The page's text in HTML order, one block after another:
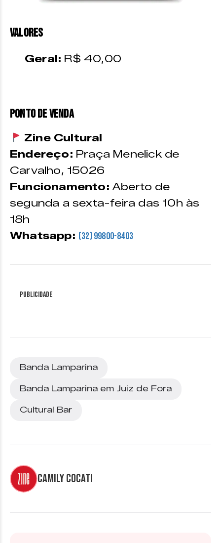
VALORES
Geral: R$ 40,00
PONTO DE VENDA
Zine Cultural
Endereço: Praça Menelick de
Carvalho, 15026
Funcionamento:Aberto de
segunda a sexta-feira das 10h às
18h
Whatsapp: (32) 99800-8403
Publicidade
Banda Lamparina
Banda Lamparina em Juiz de Fora
Cultural Bar
Camily Cocati